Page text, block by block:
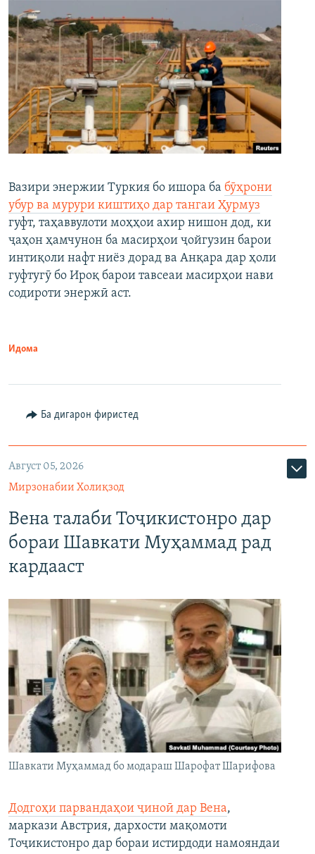
Вазири энержии Туркия бо ишора ба бӯҳрони
убур ва мурури киштиҳо дар тангаи Ҳурмуз
гуфт, таҳаввулоти моҳҳои ахир нишон дод, ки
ҷаҳон ҳамчунон ба масирҳои ҷойгузин барои
интиқоли нафт ниёз дорад ва Анқара дар ҳоли
гуфтугӯ бо Ироқ барои тавсеаи масирҳои нави
содироти энержӣ аст.
Идома
Ба дигарон фиристед
Август 05, 2026
Мирзонабии Холиқзод
Вена талаби Тоҷикистонро дар
бораи Шавкати Муҳаммад рад
кардааст
Шавкати Муҳаммад бо модараш Шарофат Шарифова
Додгоҳи парвандаҳои ҷиноӣ дар Вена,
маркази Австрия, дархости мақомоти
Тоҷикистонро дар бораи истирдоди намояндаи